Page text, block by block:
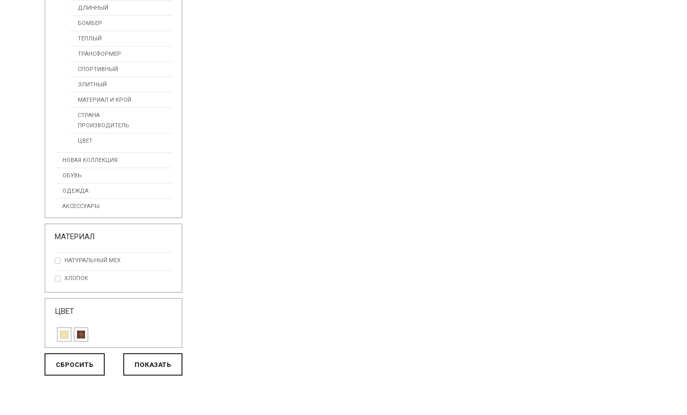
ДЛИННЫЙ
БОМБЕР
ТЕПЛЫЙ
ТРАНСФОРМЕР
СПОРТИВНЫЙ
ЭЛИТНЫЙ
МАТЕРИАЛ И КРОЙ
СТРАНА
ПРОИЗВОДИТЕЛЬ
ЦВЕТ
НОВАЯ КОЛЛЕКЦИЯ
ОБУВЬ
ОДЕЖДА
АКСЕССУАРЫ
МАТЕРИАЛ
НАТУРАЛЬНЫЙ МЕХ
ХЛОПОК
ЦВЕТ